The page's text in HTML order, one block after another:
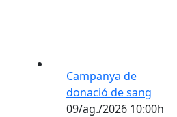
Campanya de
donació de sang
09/ag./2026 10:00h